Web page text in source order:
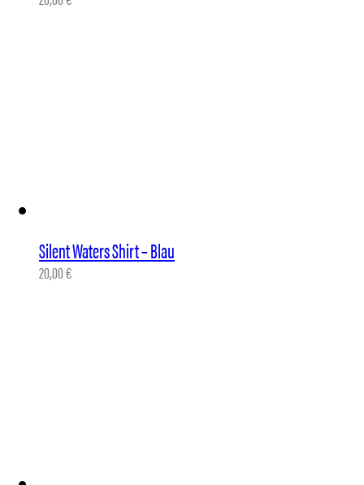
Silent Waters Shirt – Blau
20,00€